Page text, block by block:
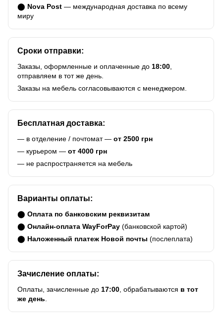
⬤ Nova Post — международная доставка по всему
миру
Сроки отправки:
Заказы, оформленные и оплаченные до 18:00,
отправляем в тот же день.
Заказы на мебель согласовываются с менеджером.
Бесплатная доставка:
— в отделение / почтомат — от 2500 грн
— курьером — от 4000 грн
— не распространяется на мебель
Варианты оплаты:
⬤ Оплата по банковским реквизитам
⬤ Онлайн-оплата WayForPay (банковской картой)
⬤ Наложенный платеж Новой почты (послеплата)
Зачисление оплаты:
Оплаты, зачисленные до 17:00, обрабатываются в тот
же день.